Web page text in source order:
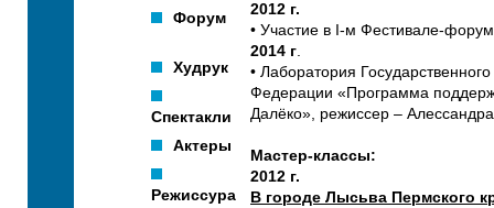
Форум
Худрук
Спектакли
Актеры
Режиссура
2012 г.
• Участие в I-м Фестивале-
2014 г.
• Лаборатория
Федерации «Программа
Далёко», режиссер –
Мастер-классы:
2012 г.
В городе Лысьва Пермского